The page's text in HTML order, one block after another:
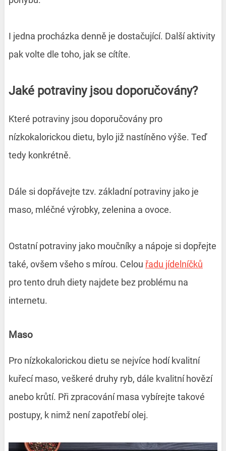
I jedna procházka denně je dostačující. Další aktivity
pak volte dle toho, jak se cítíte.
Jaké potraviny jsou doporučovány?
Které potraviny jsou doporučovány pro
nízkokalorickou dietu, bylo již nastíněno výše. Teď
tedy konkrétně.
Dále si dopřávejte tzv. základní potraviny jako je
maso, mléčné výrobky, zelenina a ovoce.
Ostatní potraviny jako moučníky a nápoje si dopřejte
také, ovšem všeho s mírou. Celou řadu jídelníčků
pro tento druh diety najdete bez problému na
internetu.
Maso
Pro nízkokalorickou dietu se nejvíce hodí kvalitní
kuřecí maso, veškeré druhy ryb, dále kvalitní hovězí
anebo krůtí. Při zpracování masa vybírejte takové
postupy, k nimž není zapotřebí olej.